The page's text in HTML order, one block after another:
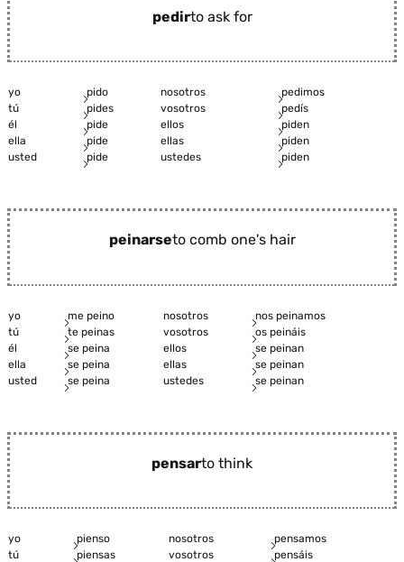
pedirto ask for
yo pido nosotros
pedimos
tú
pides vosotros
pedís
él
pide ellos
piden
ella
pide ellas
piden
usted
pide ustedes piden
peinarseto comb one's hair
yo me peino nosotros
nos peinamos
tú
te peinas vosotros
os peináis
él
se peina ellos
se peinan
ella
se peina ellas
se peinan
usted
se peina ustedes se peinan
pensarto think
yo pienso nosotros
pensamos
tú
piensas vosotros
pensáis